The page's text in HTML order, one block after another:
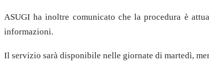
ASUGI ha inoltre comunicato che la procedura è
informazioni.
Il servizio sarà disponibile nelle giornate di martedì,